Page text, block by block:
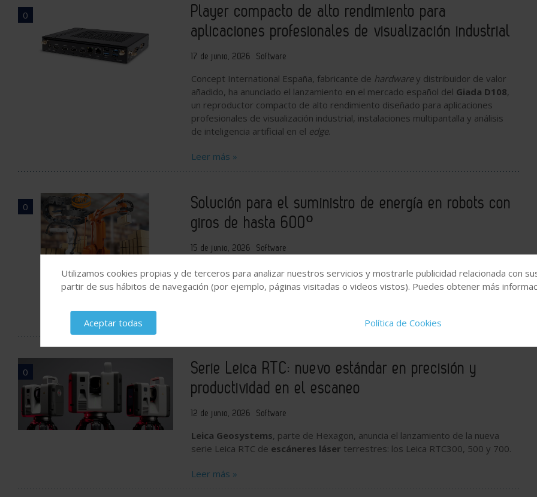
0
Player compacto de alto rendimiento para
aplicaciones profesionales de visualización industrial
17 de junio, 2026 Software
Concept International España, fabricante de hardwarey distribuidor de valor
añadido, ha anunciado el lanzamiento en el mercado español del Giada D108,
un reproductor compacto de alto rendimiento diseñado para aplicaciones
profesionales de visualización industrial, instalaciones multipantalla y análisis
de inteligencia artificial en el edge.
Leer más »
0
Solución para el suministro de energía en robots con
giros de hasta 600º
15 de junio, 2026 Software
El nuevo módulo giratoriotwisterchain autosoportadodeiguspermite
guiados de energía de hasta 600° sin carriles guía, simplificando la
0
Serie Leica RTC: nuevo estándar en precisión y
productividad en el escaneo
12 de junio, 2026 Software
Leica Geosystems, parte de Hexagon, anuncia el lanzamiento de la nueva
serie Leica RTC de escáneres láser terrestres: los Leica RTC300, 500 y 700.
Leer más »
Utilizamos cookies propias y de terceros para analizar nuestros servicios y mostrarle publicidad relacionada con
partir de sus hábitos de navegación (por ejemplo, páginas visitadas o videos vistos). Puedes obtener más
Aceptar todas Política de Cookies